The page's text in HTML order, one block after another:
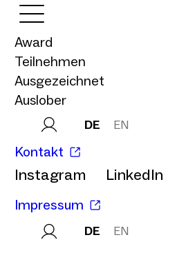
Award
Teilnehmen
Ausgezeichnet
Auslober
DE EN
Kontakt
Instagram LinkedIn
Impressum
DE EN